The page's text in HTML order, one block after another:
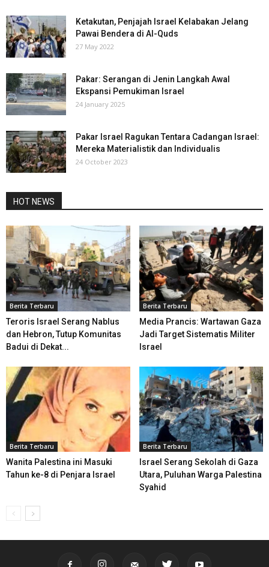
Ketakutan, Penjajah Israel Kelabakan Jelang
Pawai Bendera di Al-Quds
27 May 2022
Pakar: Serangan di Jenin Langkah Awal
Ekspansi Pemukiman Israel
24 January 2025
Pakar Israel Ragukan Tentara Cadangan Israel:
Mereka Materialistik dan Individualis
24 October 2023
HOT NEWS
Berita Terbaru
Teroris Israel Serang Nablus
dan Hebron, Tutup Komunitas
Badui di Dekat...
Berita Terbaru
Media Prancis: Wartawan Gaza
Jadi Target Sistematis Militer
Israel
Berita Terbaru
Wanita Palestina ini Masuki
Tahun ke-8 di Penjara Israel
Berita Terbaru
Israel Serang Sekolah di Gaza
Utara, Puluhan Warga Palestina
Syahid